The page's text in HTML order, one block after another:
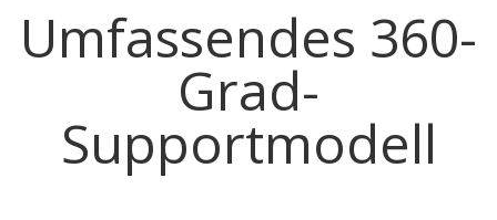
Umfassendes 360-
Grad-
Supportmodell